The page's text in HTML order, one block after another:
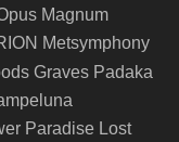
Magnum
Metsymphony
Graves Padaka
Paradise Lost